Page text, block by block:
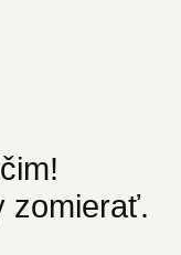
zomierať.